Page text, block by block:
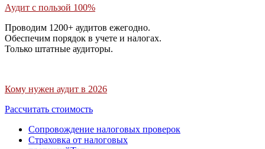
Аудит с пользой 100%
Проводим 1200+ аудитов ежегодно.
Обеспечим порядок в учете и налогах.
Только штатные аудиторы.
Кому нужен аудит в 2026
Рассчитать стоимость
Сопровождение налоговых проверок
Страховка от налоговых